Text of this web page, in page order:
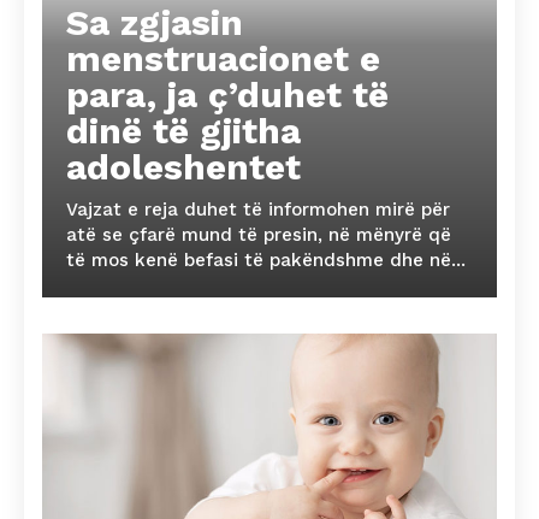
Sa zgjasin
menstruacionet e
para, ja ç’duhet të
dinë të gjitha
adoleshentet
Vajzat e reja duhet të informohen mirë për
atë se çfarë mund të presin, në mënyrë që
të mos kenë befasi të pakëndshme dhe në...